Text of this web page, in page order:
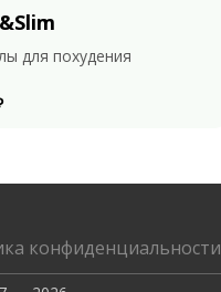
для похудения
конфиденциальности